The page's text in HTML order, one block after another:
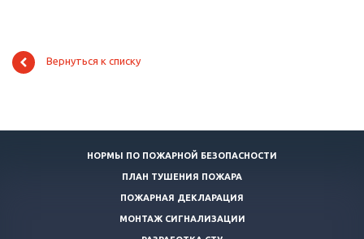
Вернуться к списку
НОРМЫ ПО ПОЖАРНОЙ БЕЗОПАСНОСТИ
ПЛАН ТУШЕНИЯ ПОЖАРА
ПОЖАРНАЯ ДЕКЛАРАЦИЯ
МОНТАЖ СИГНАЛИЗАЦИИ